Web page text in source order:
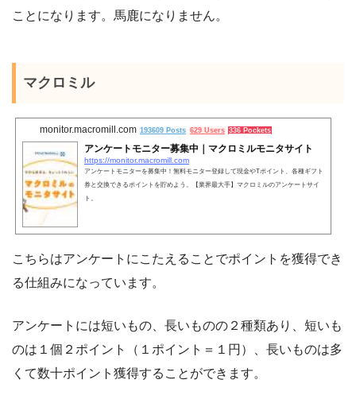
ことになります。馬鹿になりません。
マクロミル
monitor.macromill.com 193609 Posts 629 Users 336 Pockets
アンケートモニター募集中｜マクロミルモニタサイト
https://monitor.macromill.com
アンケートモニターを募集中！無料モニター登録して現金やTポイント、各種ギフト
券と交換できるポイントを貯めよう。【業界最大手】マクロミルのアンケートサイ
ト。
こちらはアンケートにこたえることでポイントを獲得でき
る仕組みになっています。
アンケートには短いもの、長いものの２種類あり、短いも
のは１個２ポイント（１ポイント＝１円）、長いものは多
くて数十ポイント獲得することができます。